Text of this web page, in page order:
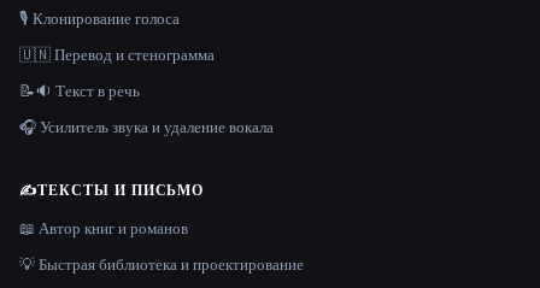
🎙️ Клонирование голоса
🇺🇳 Перевод и стенограмма
📝🔉 Текст в речь
🎧 Усилитель звука и удаление вокала
✍️ТЕКСТЫ И ПИСЬМО
📖 Автор книг и романов
💡 Быстрая библиотека и проектирование